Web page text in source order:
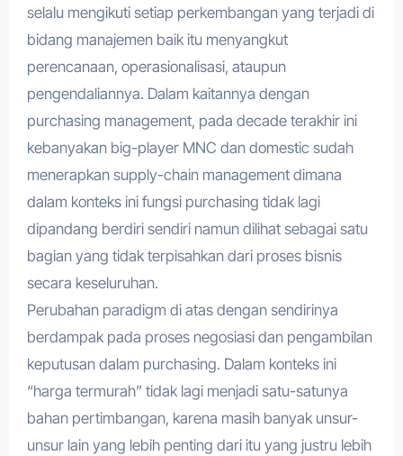
selalu mengikuti setiap perkembangan yang terjadi di
bidang manajemen baik itu menyangkut
perencanaan, operasionalisasi, ataupun
pengendaliannya. Dalam kaitannya dengan
purchasing management, pada decade terakhir ini
kebanyakan big-player MNC dan domestic sudah
menerapkan supply-chain management dimana
dalam konteks ini fungsi purchasing tidak lagi
dipandang berdiri sendiri namun dilihat sebagai satu
bagian yang tidak terpisahkan dari proses bisnis
secara keseluruhan.
Perubahan paradigm di atas dengan sendirinya
berdampak pada proses negosiasi dan pengambilan
keputusan dalam purchasing. Dalam konteks ini
“harga termurah” tidak lagi menjadi satu-satunya
bahan pertimbangan, karena masih banyak unsur-
unsur lain yang lebih penting dari itu yang justru lebih